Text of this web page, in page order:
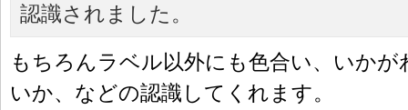
認識されました。
もちろんラベル以外にも色合い、いか
いか、などの認識してくれます。